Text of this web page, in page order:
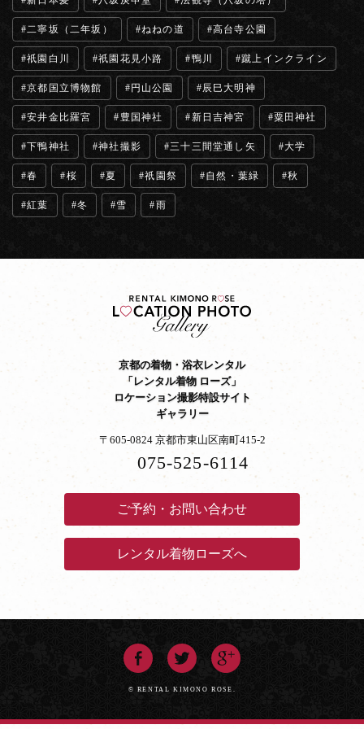
二寧坂（二年坂） ねねの道 高台寺公園
祇園白川 祇園花見小路 鴨川 蹴上インクライン
京都国立博物館 円山公園 辰巳大明神
安井金比羅宮 豊国神社 新日吉神宮 粟田神社
下鴨神社 神社撮影 三十三間堂通し矢 大学
春 桜 夏 祇園祭 自然・葉緑 秋
紅葉 冬 雪 雨
京都の着物・浴衣レンタル
「レンタル着物 ローズ」
ロケーション撮影特設サイト
ギャラリー
〒605-0824 京都市東山区南町415-2
075-525-6114
ご予約・お問い合わせ
レンタル着物ローズへ
© RENTAL KIMONO ROSE.